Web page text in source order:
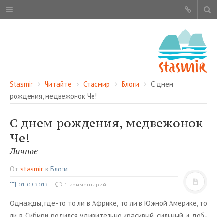
ОБ ЭТОМ САЙТЕ
АВТОРЫ
ЧИТАЙТЕ
СМОТРИТЕ
НАШИ УСЛУГИ
Stasmir Читайте Стасмир Блоги
С днем
рождения, медвежонок Че!
С днем рождения, медвежонок
Че!
Личное
От stasmir в Блоги
01.09.2012 1 комментарий
Од­на­ж­ды, где-то то ли в Аф­ри­ке, то ли в Южной Аме­ри­ке, то
ли в Си­би­ри ро­дил­ся уди­ви­тель­но кра­си­вый, силь­ный и доб­